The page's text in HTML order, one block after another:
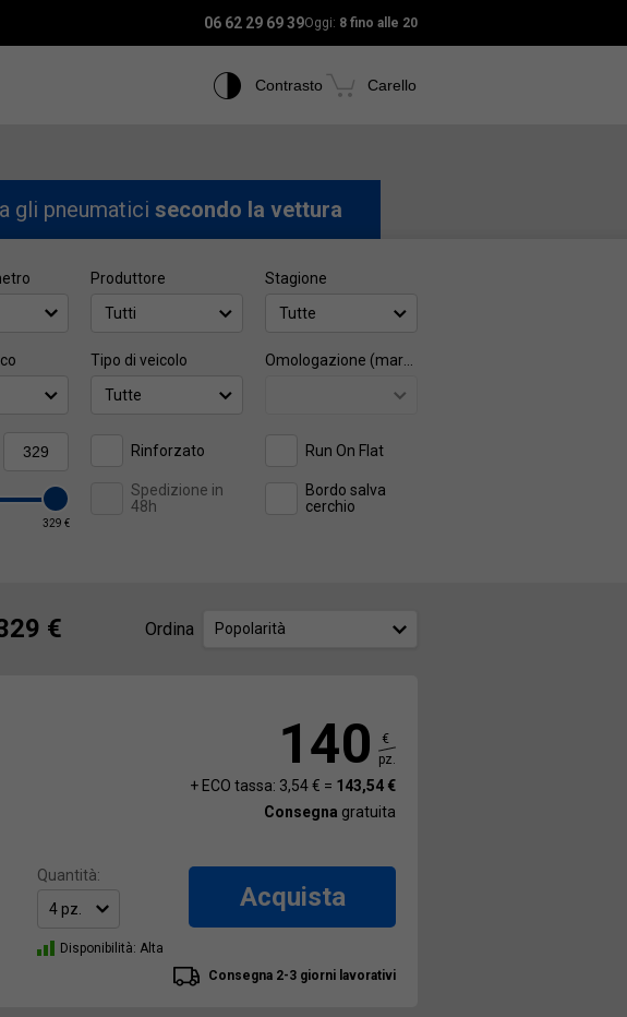
06 62 29 69 39Oggi: 8 fino alle 20
Contrasto Carello
gli pneumatici secondo la vettura
Produttore
Tutti
Stagione
Tutte
Tipo di veicolo
Tutte
329 €
Rinforzato Run On Flat
Spedizione in
48h
Bordo salva
cerchio
€ Ordina Popolarità
140
€
pz.
+ ECO tassa: 3,54 € = 143,54 €
Consegna gratuita
Quantità:
Acquista
Disponibilità: Alta
Consegna 2-3 giorni lavorativi